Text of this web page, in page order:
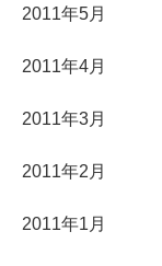
2011年5月
2011年4月
2011年3月
2011年2月
2011年1月